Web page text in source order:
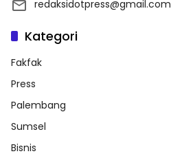
redaksidotpress@gmail.com
Kategori
Fakfak
Press
Palembang
Sumsel
Bisnis